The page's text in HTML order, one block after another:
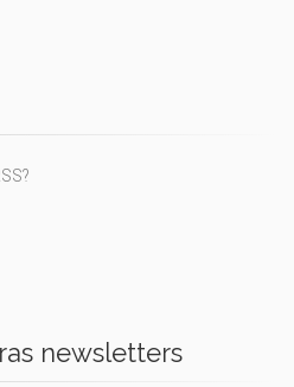
newsletters